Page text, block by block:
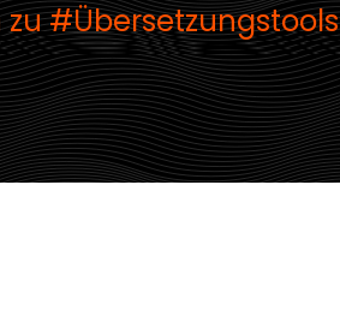
#Übersetzungstools